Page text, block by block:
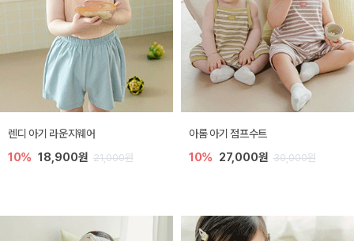
렌디 아기 라운지웨어
10% 18,900원 21,000원
아롬 아기 점프수트
10% 27,000원 30,000원